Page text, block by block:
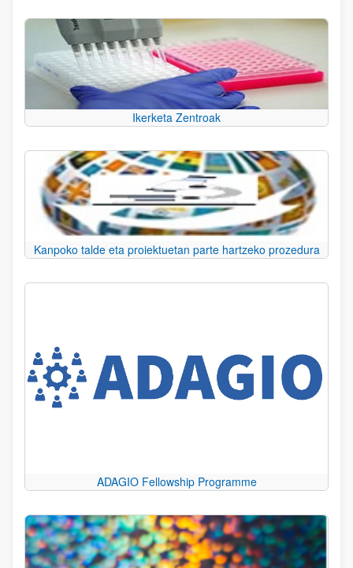
Ikerketa Zentroak
Kanpoko talde eta proiektuetan parte hartzeko prozedura
ADAGIO Fellowship Programme